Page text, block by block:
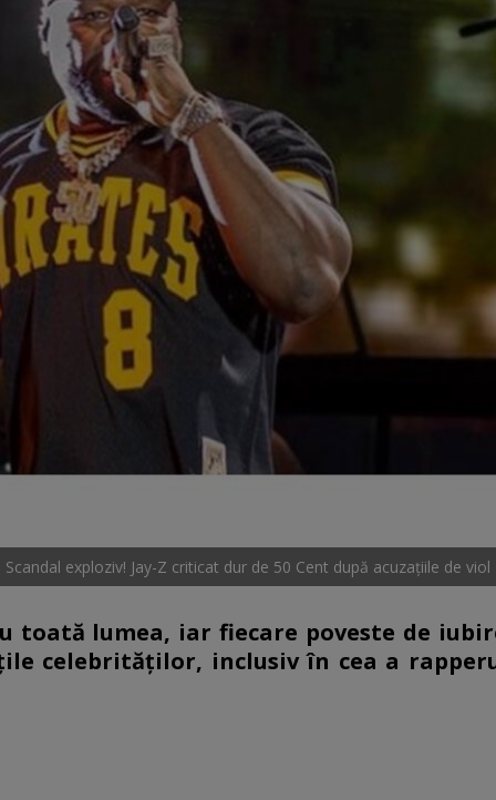
Scandal exploziv! Jay-Z criticat dur de 50 Cent după acuzațiile de viol
toată lumea, iar fiecare poveste de
celebrităților, inclusiv în cea a